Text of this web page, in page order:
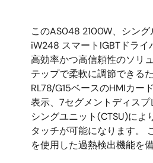
説
明
このAS048 2100W、シング
iW248 スマートIGBTドライ
高効率かつ高信頼性のソリ
テップで柔軟に調節できる
RL78/G15ベースのHMIカー
表示、7セグメントディス
シングユニット(CTSU)に
タッチが可能になります。
を使用した過熱検出機能を